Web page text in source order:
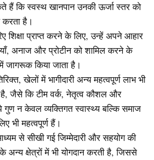
कि स्वस्थ खानपान उनकी ऊर्जा स्तर को
है।
शिक्षा प्राप्त करने के लिए, उन्हें अपने आहार
अनाज और प्रोटीन को शामिल करने के
जागरूक किया जाता है।
खेलों में भागीदारी अन्य महत्वपूर्ण लाभ भी
है, जैसे कि टीम वर्क, नेतृत्व कौशल और
न केवल व्यक्तिगत स्वास्थ्य बल्कि समाज
भी महत्वपूर्ण हैं।
से सीखी गई जिम्मेदारी और सहयोग की
अन्य क्षेत्रों में भी योगदान करती है, जिससे